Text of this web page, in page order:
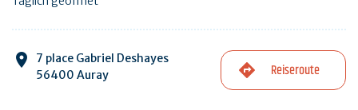
7 place Gabriel Deshayes
56400 Auray
Reiseroute